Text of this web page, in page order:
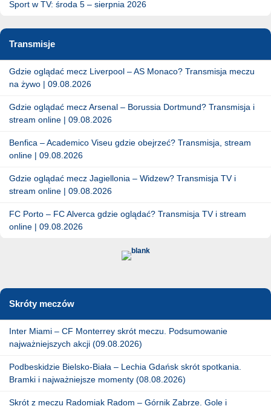
Sport w TV: środa 5 – sierpnia 2026
Transmisje
Gdzie oglądać mecz Liverpool – AS Monaco? Transmisja meczu
na żywo | 09.08.2026
Gdzie oglądać mecz Arsenal – Borussia Dortmund? Transmisja i
stream online | 09.08.2026
Benfica – Academico Viseu gdzie obejrzeć? Transmisja, stream
online | 09.08.2026
Gdzie oglądać mecz Jagiellonia – Widzew? Transmisja TV i
stream online | 09.08.2026
FC Porto – FC Alverca gdzie oglądać? Transmisja TV i stream
online | 09.08.2026
Skróty meczów
Inter Miami – CF Monterrey skrót meczu. Podsumowanie
najważniejszych akcji (09.08.2026)
Podbeskidzie Bielsko-Biała – Lechia Gdańsk skrót spotkania.
Bramki i najważniejsze momenty (08.08.2026)
Skrót z meczu Radomiak Radom – Górnik Zabrze. Gole i